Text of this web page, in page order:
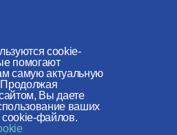
cookie-
помогают
самую актуальную
Вы даете
ваших
файлов.
публикацию
Поделиться: